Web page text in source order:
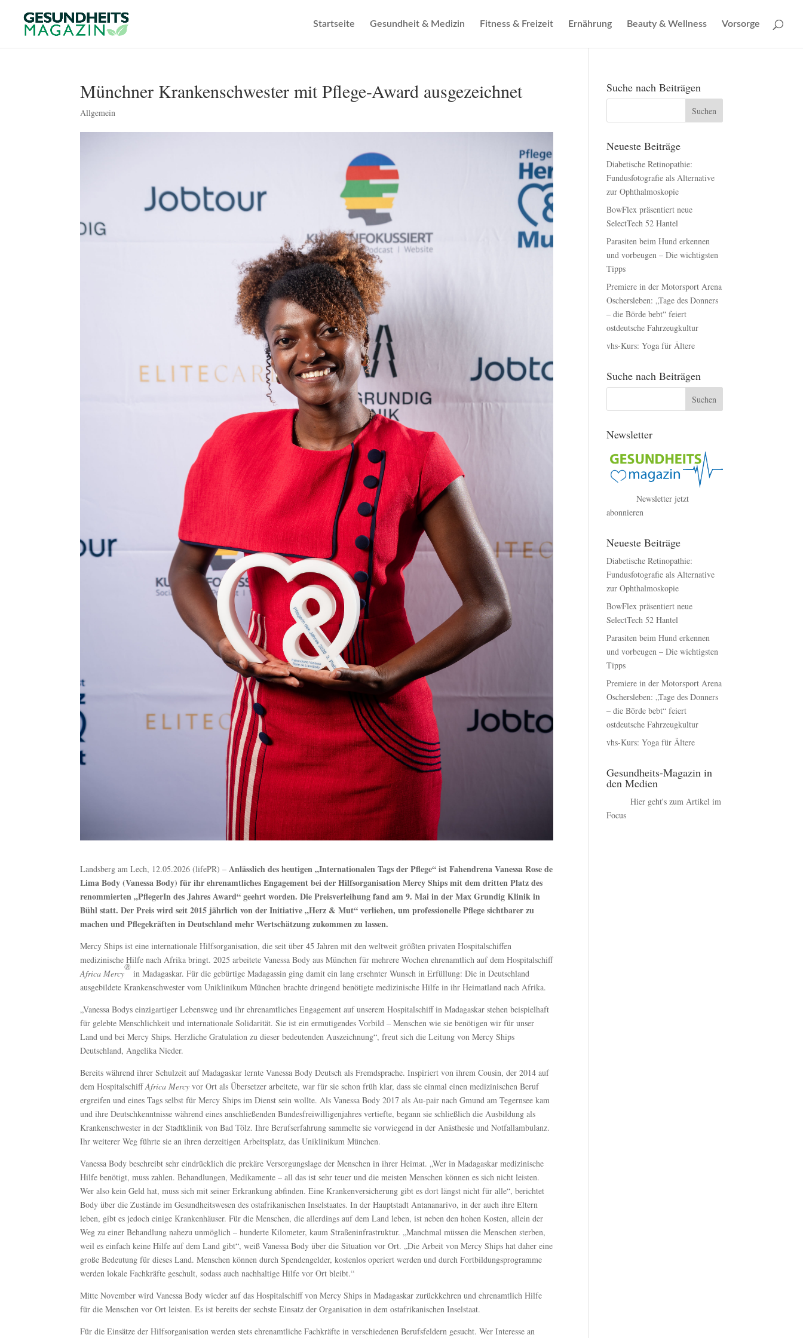
Startseite Gesundheit & Medizin Fitness & Freizeit Ernährung Beauty & Wellness Vorsorge
Münchner Krankenschwester mit Pflege-Award ausgezeichnet
Allgemein
Landsberg am Lech, 12.05.2026 (lifePR) –Anlässlich des heutigen „Internationalen Tags der Pflege“ ist Fahendrena Vanessa Rose de
Lima Body (Vanessa Body) für ihr ehrenamtliches Engagement bei der Hilfsorganisation Mercy Ships mit dem dritten Platz des
renommierten „PflegerIn des Jahres Award“ geehrt worden. Die Preisverleihung fand am 9. Mai in der Max Grundig Klinik in
Bühl statt. Der Preis wird seit 2015 jährlich von der Initiative „Herz & Mut“ verliehen, um professionelle Pflege sichtbarer zu
machen und Pflegekräften in Deutschland mehr Wertschätzung zukommen zu lassen.
Mercy Ships ist eine internationale Hilfsorganisation, die seit über 45 Jahren mit den weltweit größten privaten Hospitalschiffen
medizinische Hilfe nach Afrika bringt. 2025 arbeitete Vanessa Body aus München für mehrere Wochen ehrenamtlich auf dem Hospitalschiff
Africa Mercy
®
in Madagaskar. Für die gebürtige Madagassin ging damit ein lang ersehnter Wunsch in Erfüllung: Die in Deutschland
ausgebildete Krankenschwester vom Uniklinikum München brachte dringend benötigte medizinische Hilfe in ihr Heimatland nach Afrika.
„Vanessa Bodys einzigartiger Lebensweg und ihr ehrenamtliches Engagement auf unserem Hospitalschiff in Madagaskar stehen beispielhaft
für gelebte Menschlichkeit und internationale Solidarität. Sie ist ein ermutigendes Vorbild – Menschen wie sie benötigen wir für unser
Land und bei Mercy Ships. Herzliche Gratulation zu dieser bedeutenden Auszeichnung“, freut sich die Leitung von Mercy Ships
Deutschland, Angelika Nieder.
Bereits während ihrer Schulzeit auf Madagaskar lernte Vanessa Body Deutsch als Fremdsprache. Inspiriert von ihrem Cousin, der 2014 auf
dem HospitalschiffAfrica Mercy vor Ort als Übersetzer arbeitete, war für sie schon früh klar, dass sie einmal einen medizinischen Beruf
ergreifen und eines Tags selbst für Mercy Ships im Dienst sein wollte. Als Vanessa Body 2017 als Au-pair nach Gmund am Tegernsee kam
und ihre Deutschkenntnisse während eines anschließenden Bundesfreiwilligenjahres vertiefte, begann sie schließlich die Ausbildung als
Krankenschwester in der Stadtklinik von Bad Tölz. Ihre Berufserfahrung sammelte sie vorwiegend in der Anästhesie und Notfallambulanz.
Ihr weiterer Weg führte sie an ihren derzeitigen Arbeitsplatz, das Uniklinikum München.
Vanessa Body beschreibt sehr eindrücklich die prekäre Versorgungslage der Menschen in ihrer Heimat. „Wer in Madagaskar medizinische
Hilfe benötigt, muss zahlen. Behandlungen, Medikamente – all das ist sehr teuer und die meisten Menschen können es sich nicht leisten.
Wer also kein Geld hat, muss sich mit seiner Erkrankung abfinden. Eine Krankenversicherung gibt es dort längst nicht für alle“, berichtet
Body über die Zustände im Gesundheitswesen des ostafrikanischen Inselstaates. In der Hauptstadt Antananarivo, in der auch ihre Eltern
leben, gibt es jedoch einige Krankenhäuser. Für die Menschen, die allerdings auf dem Land leben, ist neben den hohen Kosten, allein der
Weg zu einer Behandlung nahezu unmöglich – hunderte Kilometer, kaum Straßeninfrastruktur. „Manchmal müssen die Menschen sterben,
weil es einfach keine Hilfe auf dem Land gibt“, weiß Vanessa Body über die Situation vor Ort. „Die Arbeit von Mercy Ships hat daher eine
große Bedeutung für dieses Land. Menschen können durch Spendengelder, kostenlos operiert werden und durch Fortbildungsprogramme
werden lokale Fachkräfte geschult, sodass auch nachhaltige Hilfe vor Ort bleibt.“
Mitte November wird Vanessa Body wieder auf das Hospitalschiff von Mercy Ships in Madagaskar zurückkehren und ehrenamtlich Hilfe
für die Menschen vor Ort leisten. Es ist bereits der sechste Einsatz der Organisation in dem ostafrikanischen Inselstaat.
Für die Einsätze der Hilfsorganisation werden stets ehrenamtliche Fachkräfte in verschiedenen Berufsfeldern gesucht. Wer Interesse an
Suche nach Beiträgen
Neueste Beiträge
Diabetische Retinopathie:
Fundusfotografie als Alternative
zur Ophthalmoskopie
BowFlex präsentiert neue
SelectTech 52 Hantel
Parasiten beim Hund erkennen
und vorbeugen – Die wichtigsten
Tipps
Premiere in der Motorsport Arena
Oschersleben: „Tage des Donners
– die Börde bebt“ feiert
ostdeutsche Fahrzeugkultur
vhs-Kurs: Yoga für Ältere
Suche nach Beiträgen
Newsletter
Newsletter jetzt
abonnieren
Neueste Beiträge
Diabetische Retinopathie:
Fundusfotografie als Alternative
zur Ophthalmoskopie
BowFlex präsentiert neue
SelectTech 52 Hantel
Parasiten beim Hund erkennen
und vorbeugen – Die wichtigsten
Tipps
Premiere in der Motorsport Arena
Oschersleben: „Tage des Donners
– die Börde bebt“ feiert
ostdeutsche Fahrzeugkultur
vhs-Kurs: Yoga für Ältere
Gesundheits-Magazin in
den Medien
Hier geht's zum Artikel im
Focus